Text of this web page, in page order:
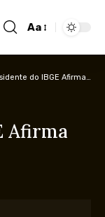
Aa
IBGE Afirma que Crise Reflete a Desorientação do País
Afirma